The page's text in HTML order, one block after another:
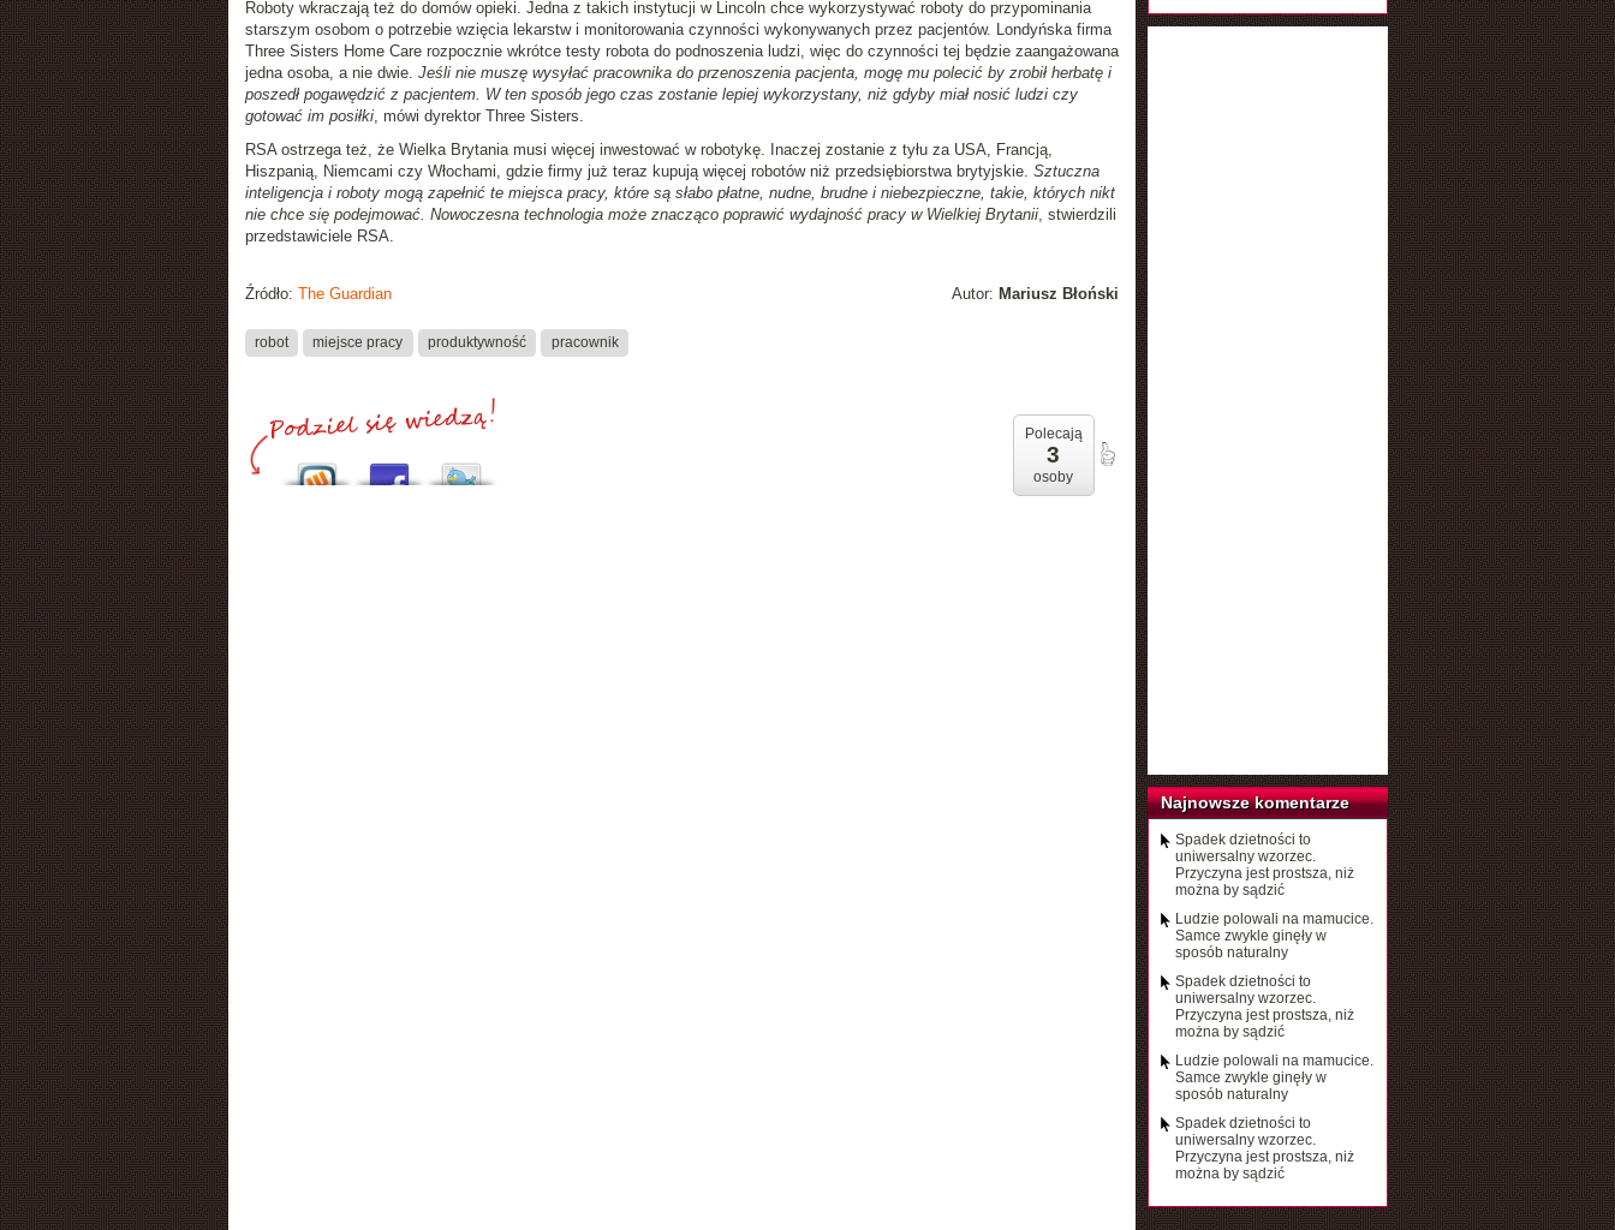
Roboty wkraczają też do domów opieki. Jedna z takich instytucji w Lincoln chce wykorzystywać roboty do przypominania
starszym osobom o potrzebie wzięcia lekarstw i monitorowania czynności wykonywanych przez pacjentów. Londyńska firma
Three Sisters Home Care rozpocznie wkrótce testy robota do podnoszenia ludzi, więc do czynności tej będzie zaangażowana
jedna osoba, a nie dwie. Jeśli nie muszę wysyłać pracownika do przenoszenia pacjenta, mogę mu polecić by zrobił herbatę i
poszedł pogawędzić z pacjentem. W ten sposób jego czas zostanie lepiej wykorzystany, niż gdyby miał nosić ludzi czy
gotować im posiłki, mówi dyrektor Three Sisters.
RSA ostrzega też, że Wielka Brytania musi więcej inwestować w robotykę. Inaczej zostanie z tyłu za USA, Francją,
Hiszpanią, Niemcami czy Włochami, gdzie firmy już teraz kupują więcej robotów niż przedsiębiorstwa brytyjskie. Sztuczna
inteligencja i roboty mogą zapełnić te miejsca pracy, które są słabo płatne, nudne, brudne i niebezpieczne, takie, których nikt
nie chce się podejmować. Nowoczesna technologia może znacząco poprawić wydajność pracy w Wielkiej Brytanii, stwierdzili
przedstawiciele RSA.
Autor: Mariusz Błoński
Źródło: The Guardian
robot miejsce pracy produktywność pracownik
Polecają
3
osoby
Najnowsze komentarze
Spadek dzietności to
uniwersalny wzorzec.
Przyczyna jest prostsza, niż
można by sądzić
Ludzie polowali na mamucice.
Samce zwykle ginęły w
sposób naturalny
Spadek dzietności to
uniwersalny wzorzec.
Przyczyna jest prostsza, niż
można by sądzić
Ludzie polowali na mamucice.
Samce zwykle ginęły w
sposób naturalny
Spadek dzietności to
uniwersalny wzorzec.
Przyczyna jest prostsza, niż
można by sądzić